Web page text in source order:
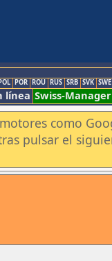
POR ROU RUS SRB SVK SWE
línea Swiss-Manager
como
pulsar el